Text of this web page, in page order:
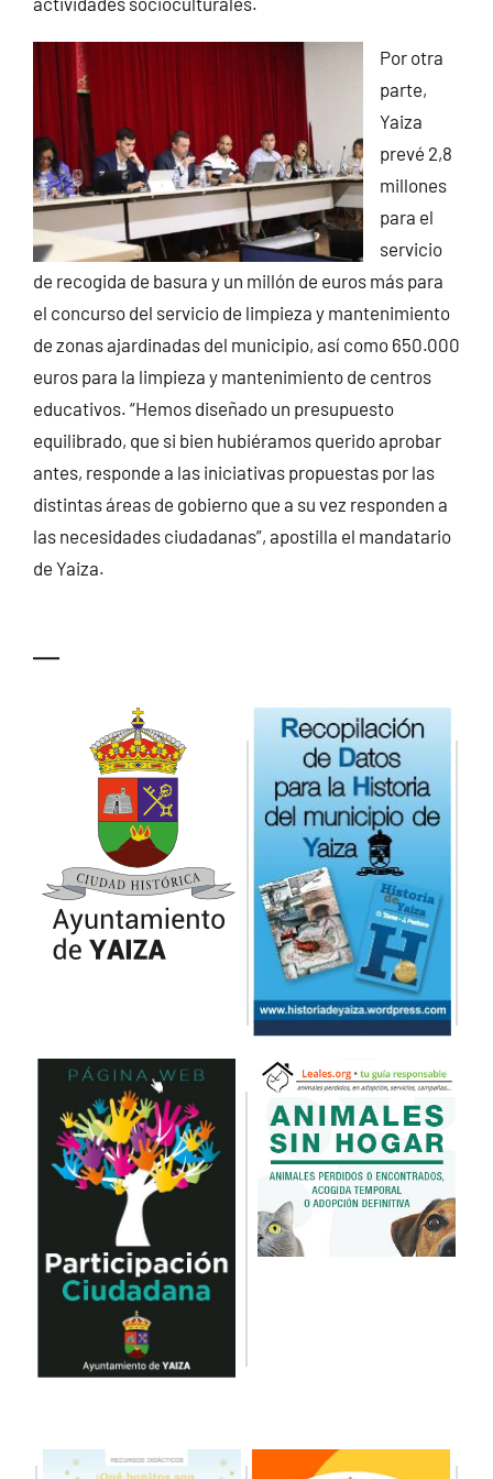
Por otra
parte,
Yaiza
prevé 2,8
millones
para el
servicio
de recogida de basura y un millón de euros más para
el concurso del servicio de limpieza y mantenimiento
de zonas ajardinadas del municipio, así como 650.000
euros para la limpieza y mantenimiento de centros
educativos. “Hemos diseñado un presupuesto
equilibrado, que si bien hubiéramos querido aprobar
antes, responde a las iniciativas propuestas por las
distintas áreas de gobierno que a su vez responden a
las necesidades ciudadanas”, apostilla el mandatario
de Yaiza.
—